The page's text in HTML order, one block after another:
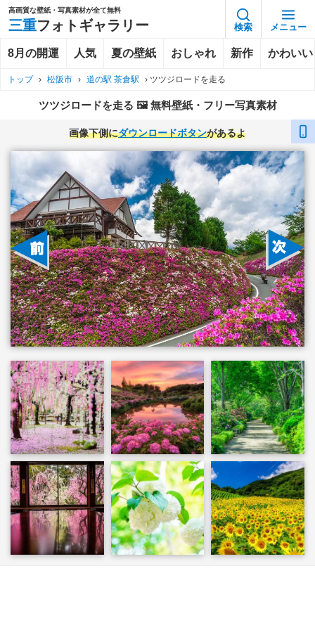
高画質な壁紙・写真素材が全て無料
三重フォトギャラリー 検索 メニュー
8月の開運 人気 夏の壁紙 おしゃれ 新作 かわいい
トップ › 松阪市 › 道の駅 茶倉駅 › ツツジロードを走る
ツツジロードを走る 🖼️ 無料壁紙・フリー写真素材
画像下側にダウンロードボタンがあるよ